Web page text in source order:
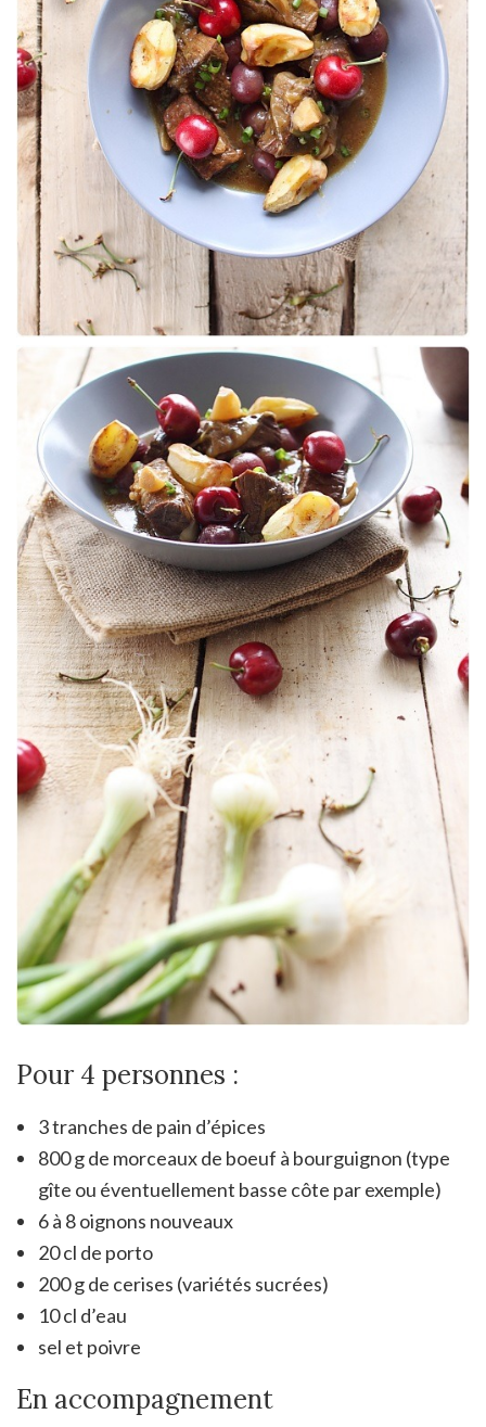
Pour 4 personnes :
3 tranches de pain d’épices
800 g de morceaux de boeuf à bourguignon (type
gîte ou éventuellement basse côte par exemple)
6 à 8 oignons nouveaux
20 cl de porto
200 g de cerises (variétés sucrées)
10 cl d’eau
sel et poivre
En accompagnement